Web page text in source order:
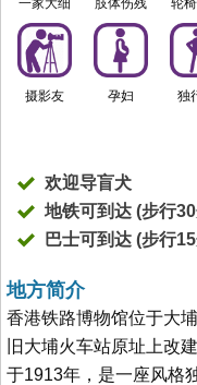
摄影友 孕妇 独
欢迎导盲犬
地铁可到达 (步行
巴士可到达 (步行
地方简介
香港铁路博物馆位于大
旧大埔火车站原址上改
于1913年，是一座风格